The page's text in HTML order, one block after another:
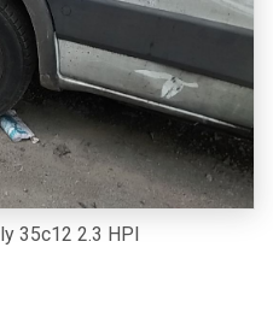
35c12 2.3 HPI